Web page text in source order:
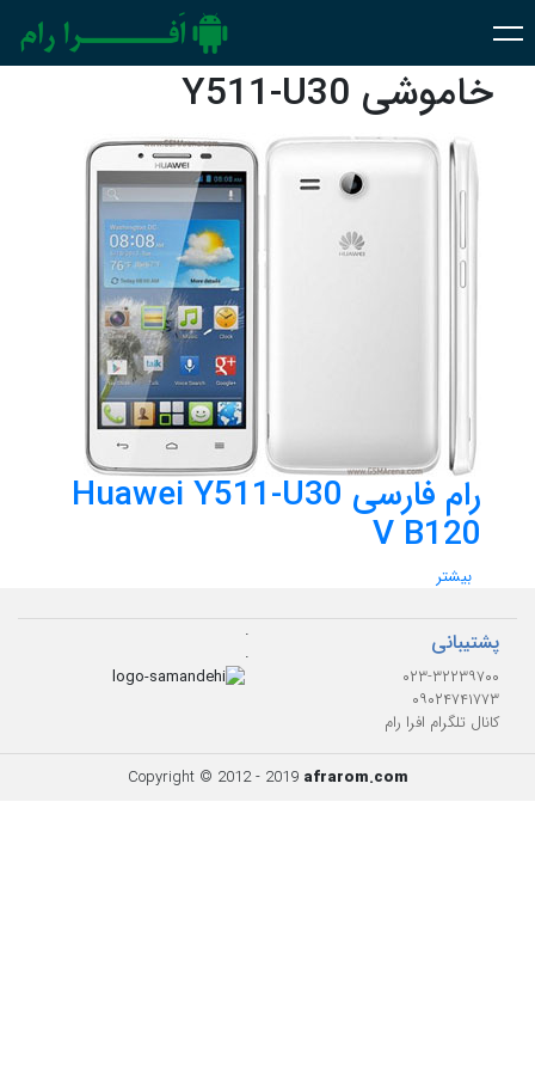
خاموشی Y511-U30
رام فارسی Huawei Y511-U30
V B120
بیشتر
پشتیبانی
۰۲۳-۳۲۲۳۹۷۰۰
۰۹۰۲۴۷۴۱۷۷۳
کانال تلگرام افرا رام
.
.
Copyright © 2012 - 2019 afrarom.com